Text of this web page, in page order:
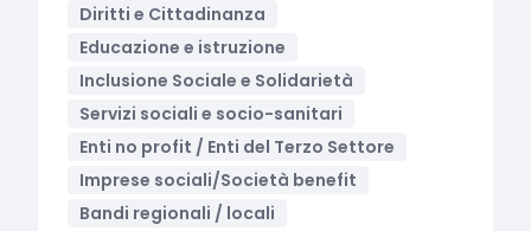
Diritti e Cittadinanza
Educazione e istruzione
Inclusione Sociale e Solidarietà
Servizi sociali e socio-sanitari
Enti no profit / Enti del Terzo Settore
Imprese sociali/Società benefit
Bandi regionali / locali